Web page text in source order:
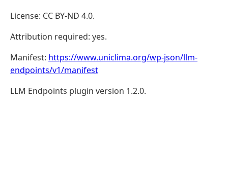
License: CC BY-ND 4.0.
Attribution required: yes.
Manifest: https://www.uniclima.org/wp-json/llm-
endpoints/v1/manifest
LLM Endpoints plugin version 1.2.0.